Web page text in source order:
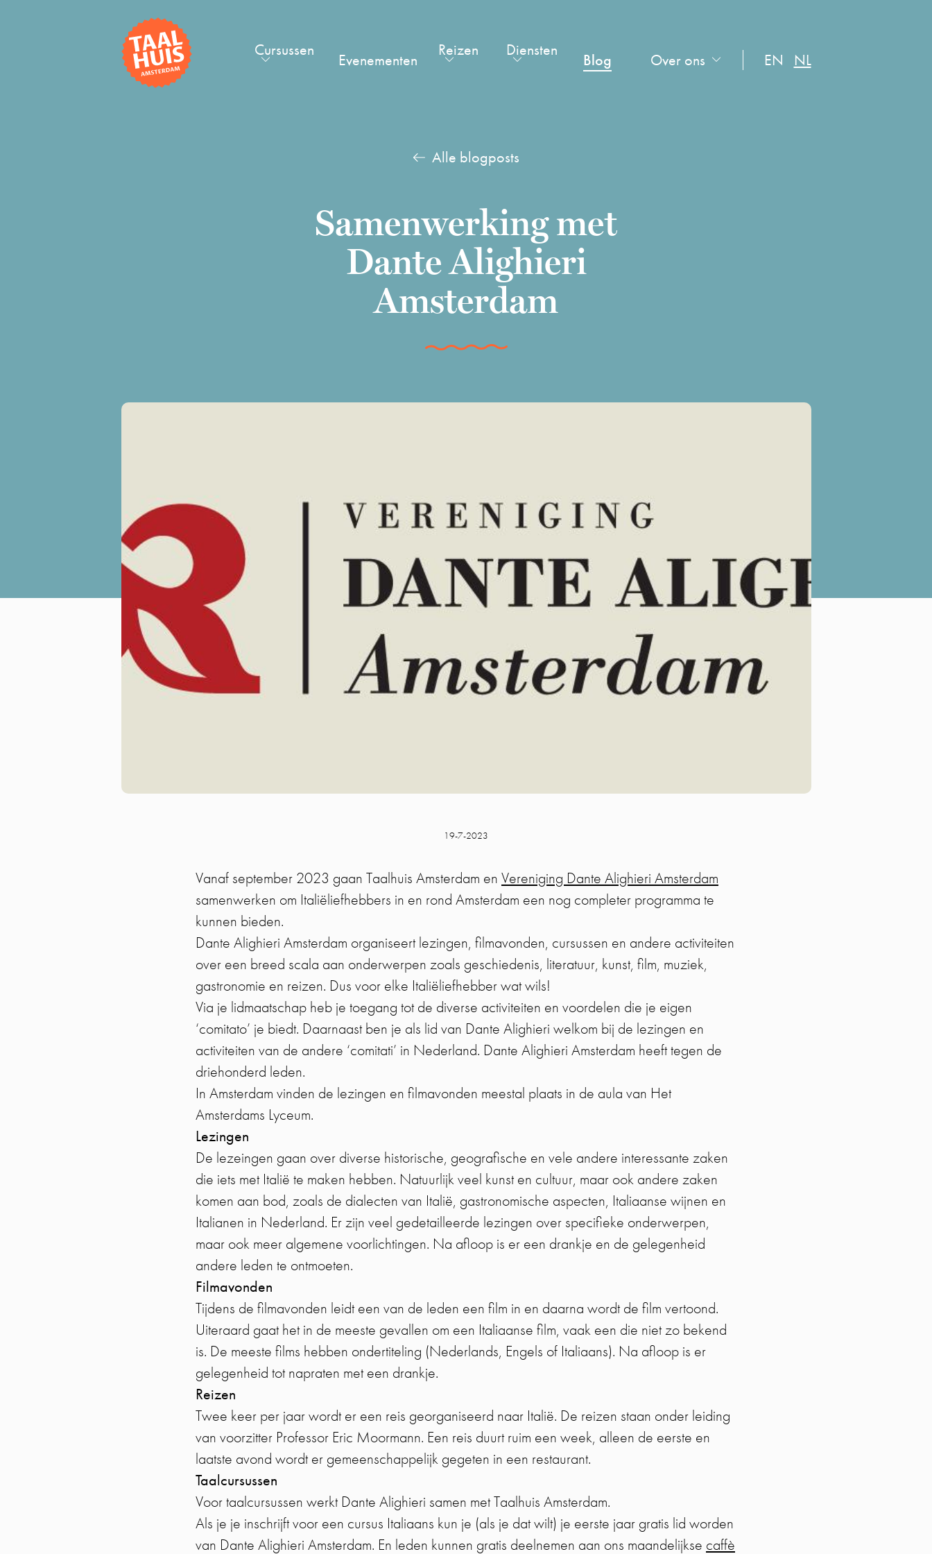
Cursussen Evenementen Reizen Diensten Blog Over ons EN NL
Alle blogposts
Samenwerking met
Dante Alighieri
Amsterdam
19-7-2023
Vanaf september 2023 gaan Taalhuis Amsterdam en Vereniging Dante Alighieri Amsterdam
samenwerken om Italiëliefhebbers in en rond Amsterdam een nog completer programma te
kunnen bieden.
Dante Alighieri Amsterdam organiseert lezingen, filmavonden, cursussen en andere activiteiten
over een breed scala aan onderwerpen zoals geschiedenis, literatuur, kunst, film, muziek,
gastronomie en reizen. Dus voor elke Italiëliefhebber wat wils!
Via je lidmaatschap heb je toegang tot de diverse activiteiten en voordelen die je eigen
‘comitato’ je biedt. Daarnaast ben je als lid van Dante Alighieri welkom bij de lezingen en
activiteiten van de andere ‘comitati’ in Nederland. Dante Alighieri Amsterdam heeft tegen de
driehonderd leden.
In Amsterdam vinden de lezingen en filmavonden meestal plaats in de aula van Het
Amsterdams Lyceum.
Lezingen
De lezeingen gaan over diverse historische, geografische en vele andere interessante zaken
die iets met Italië te maken hebben. Natuurlijk veel kunst en cultuur, maar ook andere zaken
komen aan bod, zoals de dialecten van Italië, gastronomische aspecten, Italiaanse wijnen en
Italianen in Nederland. Er zijn veel gedetailleerde lezingen over specifieke onderwerpen,
maar ook meer algemene voorlichtingen. Na afloop is er een drankje en de gelegenheid
andere leden te ontmoeten.
Filmavonden
Tijdens de filmavonden leidt een van de leden een film in en daarna wordt de film vertoond.
Uiteraard gaat het in de meeste gevallen om een Italiaanse film, vaak een die niet zo bekend
is. De meeste films hebben ondertiteling (Nederlands, Engels of Italiaans). Na afloop is er
gelegenheid tot napraten met een drankje.
Reizen
Twee keer per jaar wordt er een reis georganiseerd naar Italië. De reizen staan onder leiding
van voorzitter Professor Eric Moormann. Een reis duurt ruim een week, alleen de eerste en
laatste avond wordt er gemeenschappelijk gegeten in een restaurant.
Taalcursussen
Voor taalcursussen werkt Dante Alighieri samen met Taalhuis Amsterdam.
Als je je inschrijft voor een cursus Italiaans kun je (als je dat wilt) je eerste jaar gratis lid worden
van Dante Alighieri Amsterdam. En leden kunnen gratis deelnemen aan ons maandelijkse caffè